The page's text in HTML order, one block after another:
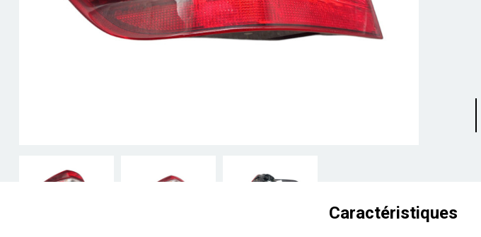
Caractéristiques